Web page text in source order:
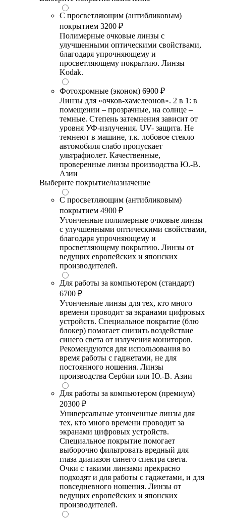
С просветляющим (антибликовым)
покрытием 3200 ₽
Полимерные очковые линзы с
улучшенными оптическими свойствами,
благодаря упрочняющему и
просветляющему покрытию. Линзы
Kodak.
Фотохромные (эконом) 6900 ₽
Линзы для «очков-хамелеонов». 2 в 1: в
помещении – прозрачные, на солнце –
темные. Степень затемнения зависит от
уровня УФ-излучения. UV- защита. Не
темнеют в машине, т.к. лобовое стекло
автомобиля слабо пропускает
ультрафиолет. Качественные,
проверенные линзы производства Ю.-В.
Азии
Выберите покрытие/назначение
С просветляющим (антибликовым)
покрытием 4900 ₽
Утонченные полимерные очковые линзы
с улучшенными оптическими свойствами,
благодаря упрочняющему и
просветляющему покрытию. Линзы от
ведущих европейских и японских
производителей.
Для работы за компьютером (стандарт)
6700 ₽
Утонченные линзы для тех, кто много
времени проводит за экранами цифровых
устройств. Специальное покрытие (блю
блокер) помогает снизить воздействие
синего света от излучения мониторов.
Рекомендуются для использования во
время работы с гаджетами, не для
постоянного ношения. Линзы
производства Сербии или Ю.-В. Азии
Для работы за компьютером (премиум)
20300 ₽
Универсальные утонченные линзы для
тех, кто много времени проводит за
экранами цифровых устройств.
Специальное покрытие помогает
выборочно фильтровать вредный для
глаза диапазон синего спектра света.
Очки с такими линзами прекрасно
подходят и для работы с гаджетами, и для
повседневного ношения. Линзы от
ведущих европейских и японских
производителей.